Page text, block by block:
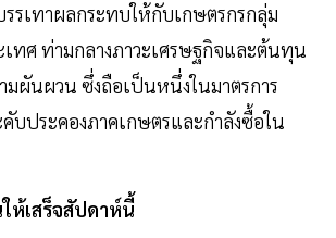
รเทาผลกระทบให้กับเกษตรกรกลุ่ม
เทศ ท่ามกลางภาวะเศรษฐกิจและต้นทุน
มผันผวน ซึ่งถือเป็นหนึ่งในมาตรการ
บประคองภาคเกษตรและกำลังซื้อใน
ห้เสร็จสัปดาห์นี้